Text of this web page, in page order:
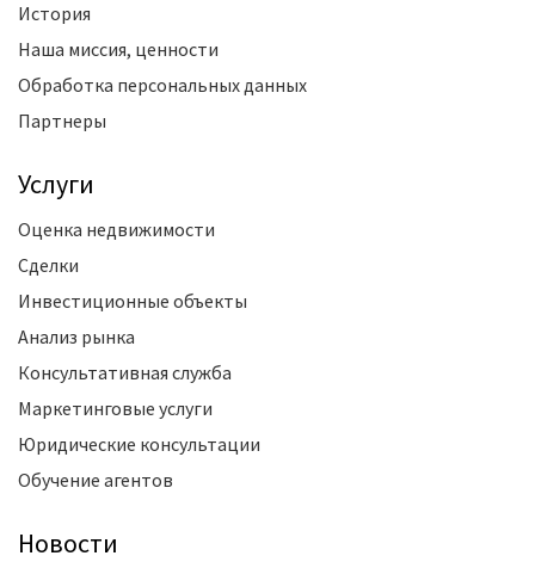
История
Наша миссия, ценности
Обработка персональных данных
Партнеры
Услуги
Оценка недвижимости
Сделки
Инвестиционные объекты
Анализ рынка
Консультативная служба
Маркетинговые услуги
Юридические консультации
Обучение агентов
Новости